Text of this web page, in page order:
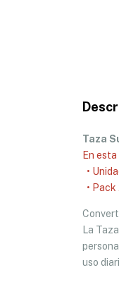
Taza
En
•
• Pack
La
uso